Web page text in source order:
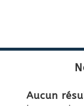
Aucun